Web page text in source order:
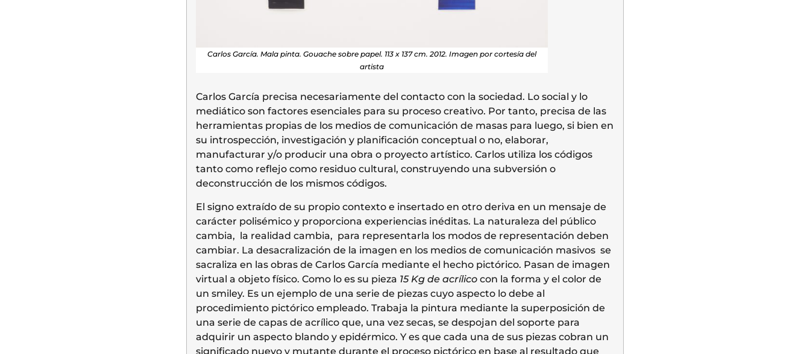
Carlos García. Mala pinta. Gouache sobre papel. 113 x 137 cm. 2012. Imagen por cortesía del
artista
Carlos García precisa necesariamente del contacto con la sociedad. Lo social y lo
mediático son factores esenciales para su proceso creativo. Por tanto, precisa de las
herramientas propias de los medios de comunicación de masas para luego, si bien en
su introspección, investigación y planificación conceptual o no, elaborar,
manufacturar y/o producir una obra o proyecto artístico. Carlos utiliza los códigos
tanto como reflejo como residuo cultural, construyendo una subversión o
deconstrucción de los mismos códigos.
El signo extraído de su propio contexto e insertado en otro deriva en un mensaje de
carácter polisémico y proporciona experiencias inéditas. La naturaleza del público
cambia, la realidad cambia, para representarla los modos de representación deben
cambiar. La desacralización de la imagen en los medios de comunicación masivos se
sacraliza en las obras de Carlos García mediante el hecho pictórico. Pasan de imagen
virtual a objeto físico. Como lo es su pieza 15 Kg de acrílico con la forma y el color de
un smiley. Es un ejemplo de una serie de piezas cuyo aspecto lo debe al
procedimiento pictórico empleado. Trabaja la pintura mediante la superposición de
una serie de capas de acrílico que, una vez secas, se despojan del soporte para
adquirir un aspecto blando y epidérmico. Y es que cada una de sus piezas cobran un
significado nuevo y mutante durante el proceso pictórico en base al resultado que